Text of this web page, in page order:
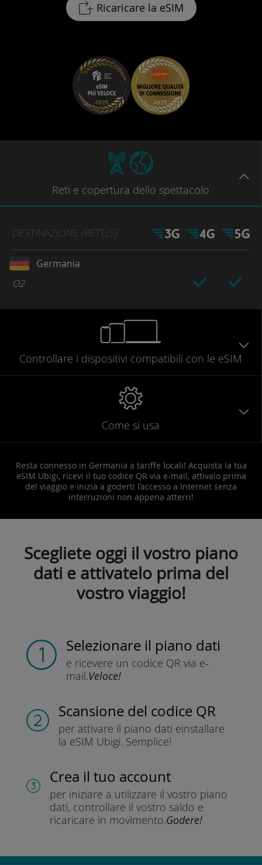
Ricaricare la eSIM
Reti e copertura dello spettacolo
DESTINAZIONE /RETE(S)
Germania
O2
Controllare i dispositivi compatibili con le eSIM
Come si usa
Resta connesso in Germania a tariffe locali! Acquista la tua
eSIM Ubigi, ricevi il tuo codice QR via e-mail, attivalo prima
del viaggio e inizia a goderti l’accesso a Internet senza
interruzioni non appena atterri!
Scegliete oggi il vostro piano
dati e attivatelo prima del
vostro viaggio!
Selezionare il piano dati
e ricevere un codice QR via e-
mail.Veloce!
Scansione del codice QR
per attivare il piano dati einstallare
la eSIM Ubigi. Semplice!
Crea il tuo account
per iniziare a utilizzare il vostro piano
dati, controllare il vostro saldo e
ricaricare in movimento.Godere!